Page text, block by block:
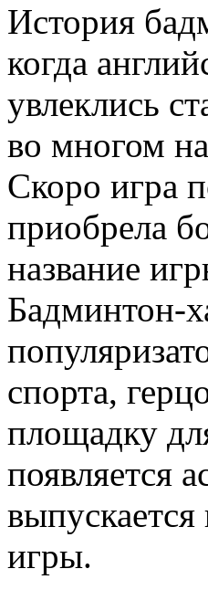
История
когда
увлеклись
во многом
Скоро игра
приобрела
название
Бадминтон-
спорта,
площадку
появляется
игры.